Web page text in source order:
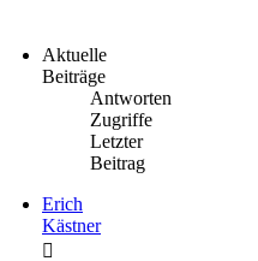
Aktuelle
Beiträge
Antworten
Zugriffe
Letzter
Beitrag
Erich
Kästner